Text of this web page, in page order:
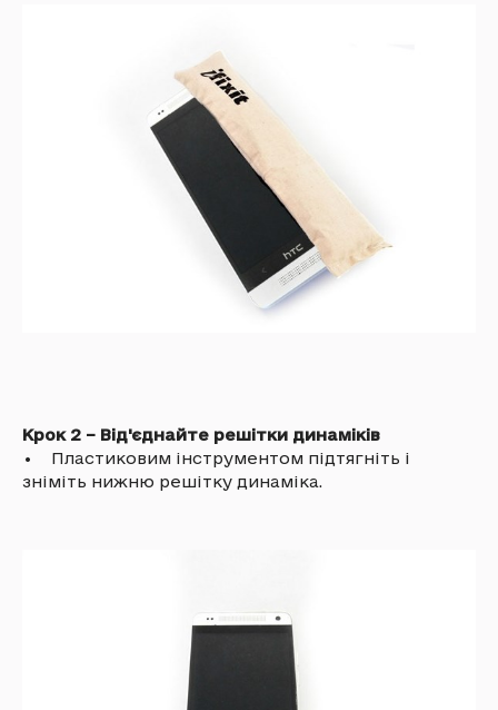
Крок 2 – Від'єднайте решітки динаміків
• Пластиковим інструментом підтягніть і
зніміть нижню решітку динаміка.